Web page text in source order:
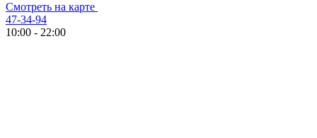
Смотреть на карте
47-34-94
10:00 - 22:00